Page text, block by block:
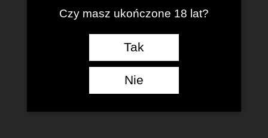
Czy masz ukończone 18 lat?
Tak
Nie